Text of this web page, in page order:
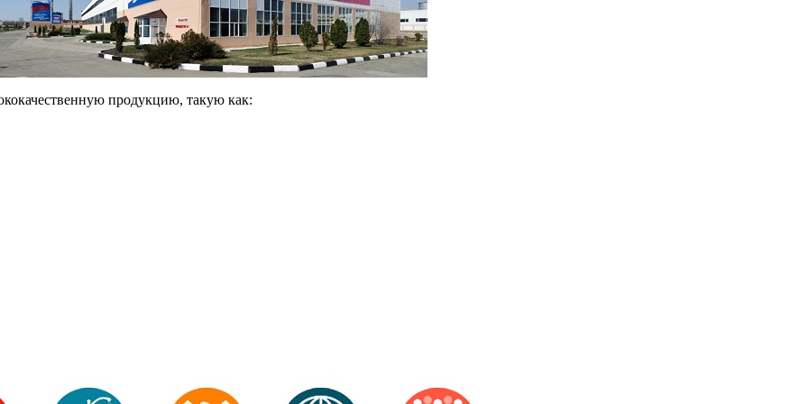
продукцию, такую как: